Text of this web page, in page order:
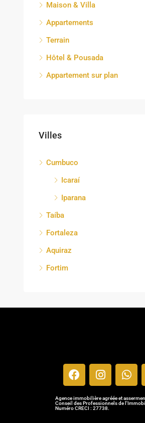
Maison & Villa
Appartements
Terrain
Hôtel & Pousada
Appartement sur plan
Villes
Cumbuco
Icaraí
Iparana
Taíba
Fortaleza
Aquiraz
Fortim
Agence immobilière agréée et
Conseil des Professionnels de
Numéro CRECI : 27738.